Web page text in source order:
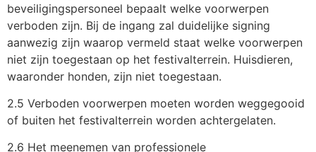
beveiligingspersoneel bepaalt welke voorwerpen
verboden zijn. Bij de ingang zal duidelijke signing
aanwezig zijn waarop vermeld staat welke voorwerpen
niet zijn toegestaan op het festivalterrein. Huisdieren,
waaronder honden, zijn niet toegestaan.
2.5 Verboden voorwerpen moeten worden weggegooid
of buiten het festivalterrein worden achtergelaten.
2.6 Het meenemen van professionele